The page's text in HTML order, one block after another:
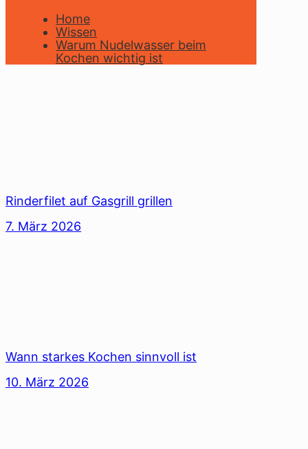
Home
Wissen
Warum Nudelwasser beim
Kochen wichtig ist
Rinderfilet auf Gasgrill grillen
7. März 2026
Wann starkes Kochen sinnvoll ist
10. März 2026